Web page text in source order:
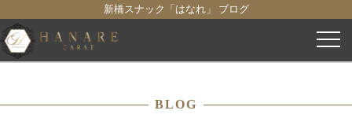
新橋スナック「はなれ」 ブログ
コ
ン
ツ
BLOG